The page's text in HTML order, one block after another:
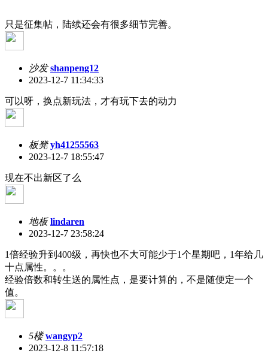
只是征集帖，陆续还会有很多细节完善。
沙发 shanpeng12
2023-12-7 11:34:33
可以呀，换点新玩法，才有玩下去的动力
板凳 yh41255563
2023-12-7 18:55:47
现在不出新区了么
地板 lindaren
2023-12-7 23:58:24
1倍经验升到400级，再快也不大可能少于1个星期吧，1年给几
十点属性。。。
经验倍数和转生送的属性点，是要计算的，不是随便定一个
值。
5楼 wangyp2
2023-12-8 11:57:18